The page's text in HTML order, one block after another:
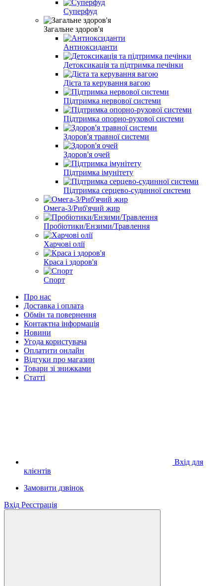
Суперфуд
Загальне здоров'я
Антиоксиданти
Детоксикація та підтримка печінки
Дієта та керування вагою
Підтримка нервової системи
Підтримка опорно-рухової системи
Здоров'я травної системи
Здоров'я очей
Підтримка імунітету
Підтримка серцево-судинної системи
Омега-3/Риб'ячий жир
Пробіотики/Ензими/Травлення
Харчові олії
Краса і здоров'я
Спорт
Про нас
Доставка і оплата
Обмін та повернення
Контактна інформація
Новини
Угода користувача
Оплатити онлайн
Відгуки про магазин
Товари зі знижками
Статті
Вхід для
клієнтів
Замовити дзвінок
Вхід Реєстрація